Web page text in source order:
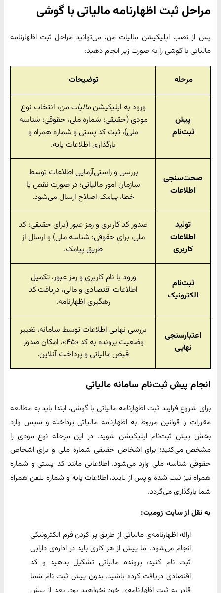
مراحل ثبت اظهارنامه مالیاتی با گوشی
پس از نصب اپلیکیشن مالیات من، می‌توانید مراحل ثبت اظهارنامه
مالیاتی با گوشی را به صورت زیر انجام دهید:
مرحله توضیحات
پیش
ثبت‌نام
ورود به اپلیکیشنمالیات من، انتخاب نوع
مودی (حقیقی: شماره ملی، حقوقی: شناسه
ملی)، ثبت کد پستی و شماره همراه و
بارگذاری اطلاعات پایه.
صحت‌سنجی
اطلاعات
بررسی و راستی‌آزمایی اطلاعات توسط
سازمان امور مالیاتی؛ در صورت نقص یا
خطا، پیامک اصلاح ارسال می‌شود.
تولید
اطلاعات
کاربری
صدور کد کاربری و رمز عبور (برای حقیقی: کد
ملی، برای حقوقی: شناسه ملی) و ارسال از
طریق پیامک.
ثبت‌نام
الکترونیک
ورود با نام کاربری و رمز عبور، تکمیل
اطلاعات اقتصادی و مالی، دریافت کد
رهگیری اظهارنامه.
اعتبارسنجی
نهایی
بررسی نهایی اطلاعات توسط سامانه، تغییر
وضعیت پرونده به کد «۴۵»، امکان صدور
قبض مالیاتی و پرداخت آنلاین.
انجام پیش ثبت‌نام سامانه مالیاتی
برای شروع فرایند ثبت اظهارنامه مالیاتی با گوشی، ابتدا باید به مطالعه
مقررات و قوانین مربوط به اظهارنامه مالیاتی پرداخته و سپس وارد
بخش پیش ثبت‌نام اپلیکیشن شوید. در این مرحله نوع مودی را
مشخص می‌کنید؛ برای اشخاص حقیقی شماره ملی و برای اشخاص
حقوقی شناسه ملی وارد می‌شود. اطلاعاتی مانند کد پستی و شماره
همراه نیز ثبت شده و پس از تایید، اطلاعات پایه و شماره تلفن همراه
شما بارگذاری می‌گردد.
به نقل از سایت زومیت:
ارائه‌ اظهارنامه‌ی مالیاتی از طریق پر کردن فرم الکترونیکی
انجام می‌شود. اما پیش از هر کاری باید در اداره‌ی دارایی
ثبت نام کنید، پرونده‌ مالیاتی تشکیل بدهید و کد
اقتصادی دریافت کرده باشید. بدون پیش ثبت نام شما
قادر به ثبت اظهارنامه‌ی خود نخواهید بود. بعد از پیش